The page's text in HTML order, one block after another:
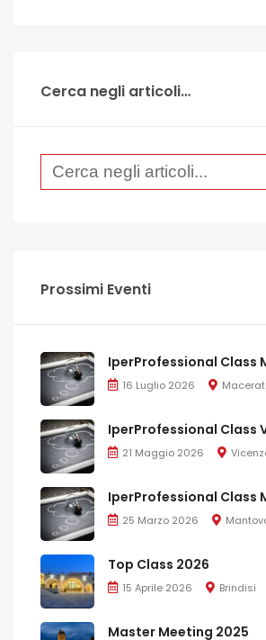
Cerca negli articoli…
Prossimi Eventi
IperProfessional Class
16 Luglio 2026
IperProfessional Class
21 Maggio 2026
IperProfessional Class
25 Marzo 2026
Top Class 2026
15 Aprile 2026 Brindisi
Master Meeting 2025